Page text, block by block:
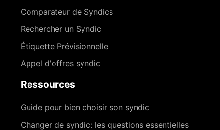
Comparateur de Syndics
Rechercher un Syndic
Étiquette Prévisionnelle
Appel d'offres syndic
Ressources
Guide pour bien choisir son syndic
Changer de syndic: les questions essentielles